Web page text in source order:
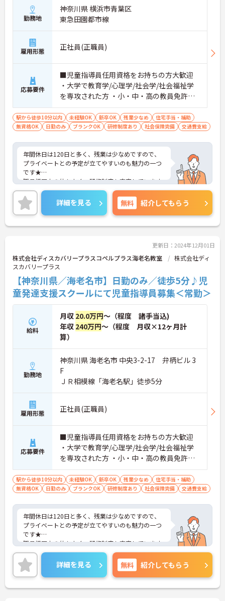
勤務地
神奈川県 横浜市青葉区
東急田園都市線
雇用形態 正社員(正職員)
応募要件
■児童指導員任用資格をお持ちの方大歓迎
・大学で教育学/心理学/社会学/社会福祉学
を専攻された方 ・小・中・高の教員免許、
幼稚園教諭の免許保有者 等 ※無資格・未経
験も相談可能
駅から徒歩10分以内 未経験OK 新卒OK 残業少なめ
住宅手当・補助
無資格OK
日勤のみ ブランクOK 研修制度あり 社会保険完備 交通費支給
年間休日は120日と多く、残業は少なめですので、
プライベートとの予定が立てやすいのも魅力の一つ
です★
職員様同士の仲もよく、研修制度も充実しています
ので、初めての方はもちろん、
働きながらスキルアップを目指したいという方にも
ぴったりです。
最寄駅からは徒歩5分と駅チカですので、アクセス
良好です♪
に詳細をお話しいたしますので、お気軽にご相談く
ださい。
詳細を見る 無料 紹介してもらう
更新日：2024年12月01日
株式会社ディスカバリープラスコペルプラス海老名教室
株式会社ディ
スカバリープラス
【神奈川県／海老名市】日勤のみ／徒歩5分♪児
童発達支援スクールにて児童指導員募集＜常勤＞
給料
月収 20.0万円～（程度 諸手当込)
年収 240万円～（程度 月収×12ヶ月計
算）
勤務地
神奈川県 海老名市 中央3-2-17 弁柄ビル 3
F
ＪＲ相模線「海老名駅」徒歩5分
雇用形態 正社員(正職員)
応募要件
■児童指導員任用資格をお持ちの方大歓迎
・大学で教育学/心理学/社会学/社会福祉学
を専攻された方 ・小・中・高の教員免許、
幼稚園教諭の免許保有者 等 ※無資格・未経
験も相談可能
駅から徒歩10分以内 未経験OK 新卒OK 残業少なめ
住宅手当・補助
無資格OK
日勤のみ ブランクOK 研修制度あり 社会保険完備 交通費支給
年間休日は120日と多く、残業は少なめですので、
プライベートとの予定が立てやすいのも魅力の一つ
です★
職員様同士の仲もよく、研修制度も充実しています
ので、初めての方はもちろん、
働きながらスキルアップを目指したいという方にも
ぴったりです。
最寄駅からは徒歩5分と駅チカですので、アクセス
良好です♪
詳細を見る 無料 紹介してもらう